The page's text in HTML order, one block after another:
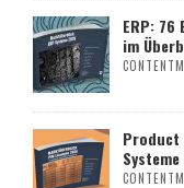
ERP:
im
Product